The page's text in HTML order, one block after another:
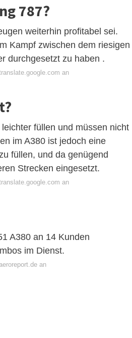
787?
weiterhin profitabel sei.
Kampf zwischen dem riesigen
durchgesetzt zu haben .
an
füllen und müssen nicht
im A380 ist jedoch eine
füllen, und da genügend
Strecken eingesetzt.
an
A380 an 14 Kunden
im Dienst.
an